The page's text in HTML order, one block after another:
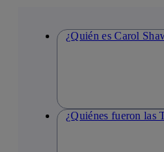
¿Quién es Carol
¿Quiénes fueron las